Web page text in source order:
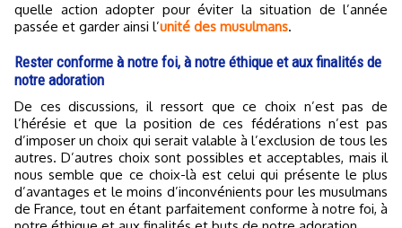
quelle action adopter pour éviter la situation de l’année
passée et garder ainsi l’unité des musulmans.
Rester conforme à notre foi, à notre éthique et aux finalités de
notre adoration
De ces discussions, il ressort que ce choix n’est pas de
l’hérésie et que la position de ces fédérations n’est pas
d’imposer un choix qui serait valable à l’exclusion de tous les
autres. D’autres choix sont possibles et acceptables, mais il
nous semble que ce choix-là est celui qui présente le plus
d’avantages et le moins d’inconvénients pour les musulmans
de France, tout en étant parfaitement conforme à notre foi, à